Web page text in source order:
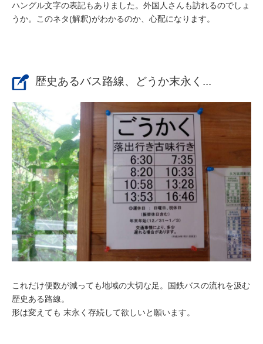
ハングル文字の表記もありました。外国人さんも訪れるのでしょ
うか。このネタ(解釈)がわかるのか、心配になります。
歴史あるバス路線、どうか末永く...
これだけ便数が減っても地域の大切な足。国鉄バスの流れを汲む
歴史ある路線。
形は変えても 末永く存続して欲しいと願います。